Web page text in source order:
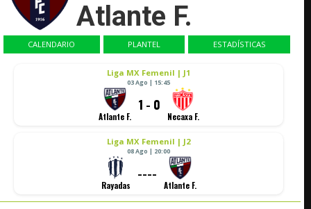
Atlante F.
CALENDARIO PLANTEL ESTADÍSTICAS
Liga MX Femenil | J1
03 Ago | 15:45
Atlante F.
1 - 0
Necaxa F.
Liga MX Femenil | J2
08 Ago | 20:00
Rayadas
----
Atlante F.